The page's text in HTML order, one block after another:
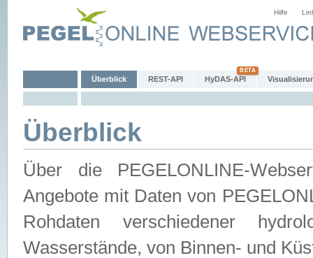
Hilfe
Überblick REST-API HyDAS-API
Überblick
Über die PEGELONLINE-
Angebote mit Daten von
Rohdaten verschiedener
Wasserstände, von Binnen- und